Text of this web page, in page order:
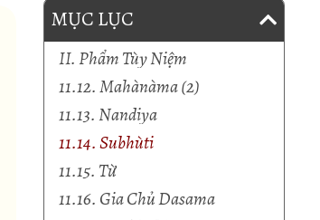
MỤC LỤC
II. Phẩm Tùy Niệm
11.12. Mahànàma (2)
11.13. Nandiya
11.14. Subhùti
11.15. Từ
11.16. Gia Chủ Dasama